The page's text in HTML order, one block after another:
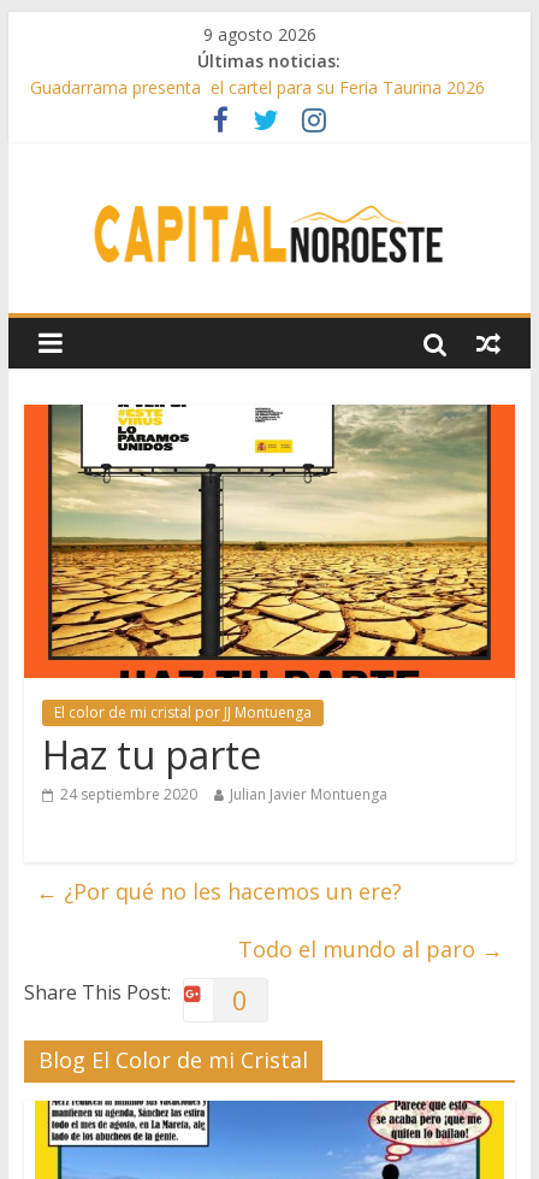
9 agosto 2026
Últimas noticias:
Guadarrama presenta el cartel para su Feria Taurina 2026
Hey Kid e Inazio en ‘La Gran Noche del Indie’ de las fiestas
Boadilla destinó más de 11 millones de euros a ayudas y
beneficios fiscales en 2025
El color de mi cristal por JJ Montuenga
Haz tu parte
24 septiembre 2020 Julian Javier Montuenga
← ¿Por qué no les hacemos un ere?
Todo el mundo al paro →
Share This Post: 0
Blog El Color de mi Cristal